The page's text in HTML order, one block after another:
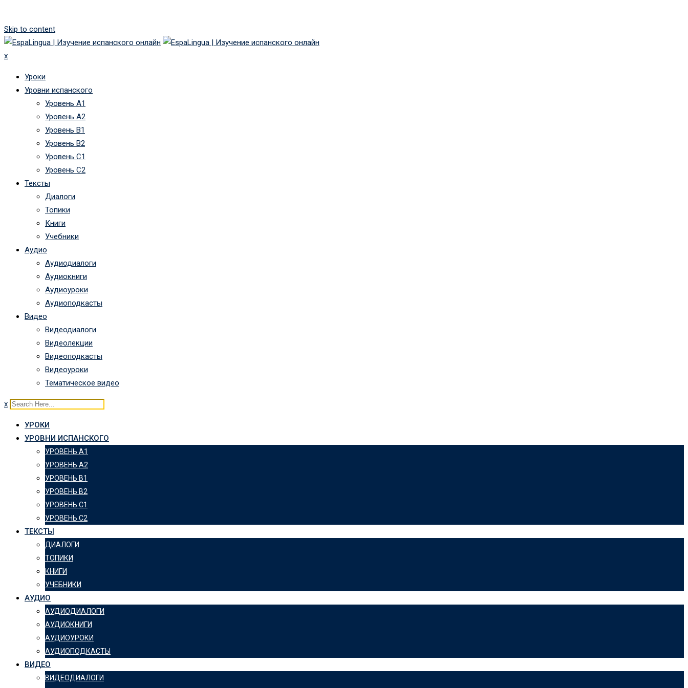
Skip to content
x
Уроки
Уровни испанского
Уровень А1
Уровень А2
Уровень B1
Уровень B2
Уровень C1
Уровень C2
Тексты
Диалоги
Топики
Книги
Учебники
Аудио
Аудиодиалоги
Аудиокниги
Аудиоуроки
Аудиоподкасты
Видео
Видеодиалоги
Видеолекции
Видеоподкасты
Видеоуроки
Тематическое видео
x
УРОКИ
УРОВНИ ИСПАНСКОГО
УРОВЕНЬ А1
УРОВЕНЬ А2
УРОВЕНЬ B1
УРОВЕНЬ B2
УРОВЕНЬ C1
УРОВЕНЬ C2
ТЕКСТЫ
ДИАЛОГИ
ТОПИКИ
КНИГИ
УЧЕБНИКИ
АУДИО
АУДИОДИАЛОГИ
АУДИОКНИГИ
АУДИОУРОКИ
АУДИОПОДКАСТЫ
ВИДЕО
ВИДЕОДИАЛОГИ